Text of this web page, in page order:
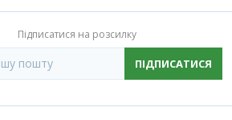
Підписатися на розсилку
ПІДПИСАТИСЯ